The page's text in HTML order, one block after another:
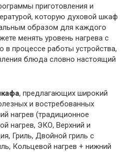
приготовления и
которую духовой шкаф
образом для каждого
менять уровень нагрева с
в процессе работы устройства,
блюда словно настоящий
, предлагающих широкий
и востребованных
нагрев (традиционное
нагрев, ЭКО, Верхний и
Гриль, Двойной гриль с
Кольцевой нагрев + нижний